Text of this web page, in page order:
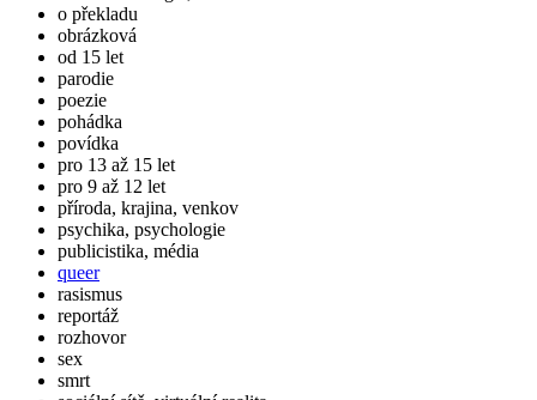
o překladu
obrázková
od 15 let
parodie
poezie
pohádka
povídka
pro 13 až 15 let
pro 9 až 12 let
příroda, krajina, venkov
psychika, psychologie
publicistika, média
queer
rasismus
reportáž
rozhovor
sex
smrt